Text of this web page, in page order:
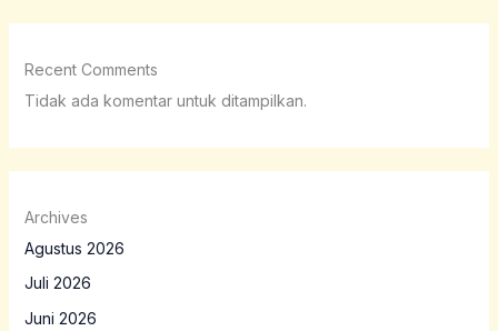
Recent Comments
Tidak ada komentar untuk ditampilkan.
Archives
Agustus 2026
Juli 2026
Juni 2026